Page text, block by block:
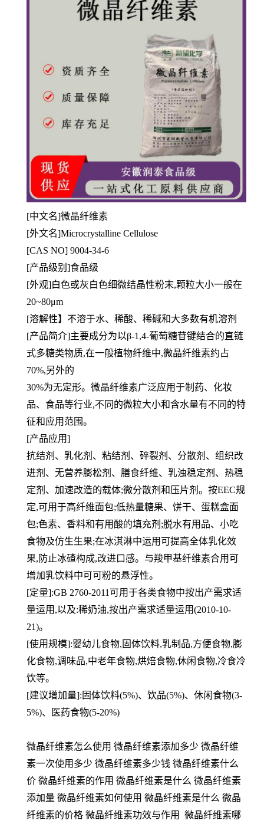
[中文名]微晶纤维素
[外文名]Microcrystalline Cellulose
[CAS NO] 9004-34-6
[产品级别]食品级
[外观]白色或灰白色细微结晶性粉末,颗粒大小一般在
20~80μm
[溶解性】不溶于水、稀酸、稀碱和大多数有机溶剂
[产品简介]主要成分为以β-1,4-葡萄糖苷键结合的直链
式多糖类物质,在一般植物纤维中,微晶纤维素约占
70%,另外的
30%为无定形。微晶纤维素广泛应用于制药、化妆
品、食品等行业,不同的微粒大小和含水量有不同的特
征和应用范围。
[产品应用]
抗结剂、乳化剂、粘结剂、碎裂剂、分散剂、组织改
进剂、无营养膨松剂、膳食纤维、乳浊稳定剂、热稳
定剂、加速改造的载体;微分散剂和压片剂。按EEC规
定,可用于高纤维面包;低热量糖果、饼干、蛋糕盒面
包;色素、香料和有用酸的填充剂;脱水有用品、小吃
食物及仿生生果;在冰淇淋中运用可提高全体乳化效
果,防止冰碴构成,改进口感。与羧甲基纤维素合用可
增加乳饮料中可可粉的悬浮性。
[定量]:GB 2760-2011可用于各类食物中按出产需求适
量运用,以及:稀奶油,按出产需求适量运用(2010-10-
21)。
[使用规模]:婴幼儿食物,固体饮料,乳制品,方便食物,膨
化食物,调味品,中老年食物,烘焙食物,休闲食物,冷食冷
饮等。
[建议增加量]:固体饮料(5%)、饮品(5%)、休闲食物(3-
5%)、医药食物(5-20%)
微晶纤维素怎么使用 微晶纤维素添加多少 微晶纤维
素一次使用多少 微晶纤维素多少钱 微晶纤维素什么
价 微晶纤维素的作用 微晶纤维素是什么 微晶纤维素
添加量 微晶纤维素如何使用 微晶纤维素是什么 微晶
纤维素的价格 微晶纤维素功效与作用 微晶纤维素哪